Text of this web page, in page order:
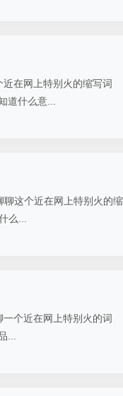
在网上特别火的缩写词
什么意...
这个近在网上特别火的缩
么...
个近在网上特别火的词
...